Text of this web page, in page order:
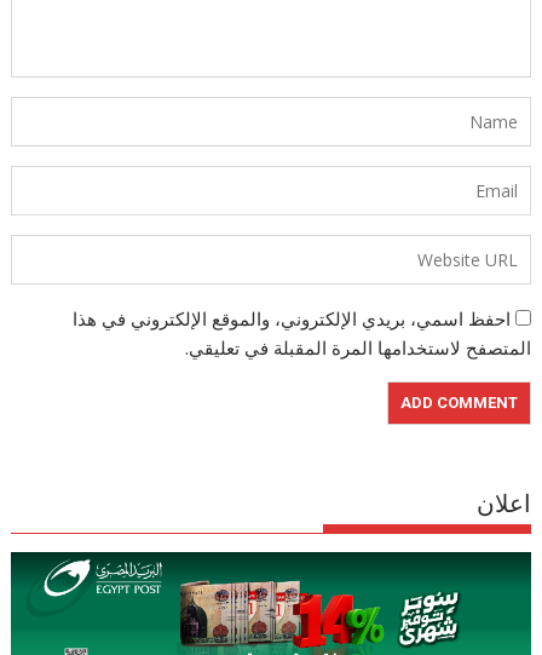
احفظ اسمي، بريدي الإلكتروني، والموقع الإلكتروني في هذا
المتصفح لاستخدامها المرة المقبلة في تعليقي.
اعلان